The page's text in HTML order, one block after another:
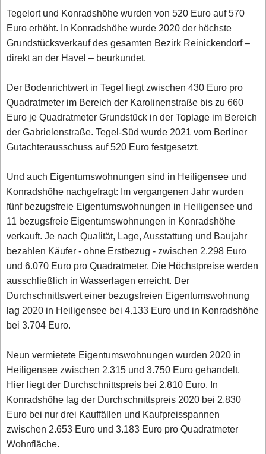
Tegelort und Konradshöhe wurden von 520 Euro auf 570
Euro erhöht. In Konradshöhe wurde 2020 der höchste
Grundstücksverkauf des gesamten Bezirk Reinickendorf –
direkt an der Havel – beurkundet.
Der Bodenrichtwert in Tegel liegt zwischen 430 Euro pro
Quadratmeter im Bereich der Karolinenstraße bis zu 660
Euro je Quadratmeter Grundstück in der Toplage im Bereich
der Gabrielenstraße. Tegel-Süd wurde 2021 vom Berliner
Gutachterausschuss auf 520 Euro festgesetzt.
Und auch Eigentumswohnungen sind in Heiligensee und
Konradshöhe nachgefragt: Im vergangenen Jahr wurden
fünf bezugsfreie Eigentumswohnungen in Heiligensee und
11 bezugsfreie Eigentumswohnungen in Konradshöhe
verkauft. Je nach Qualität, Lage, Ausstattung und Baujahr
bezahlen Käufer - ohne Erstbezug - zwischen 2.298 Euro
und 6.070 Euro pro Quadratmeter. Die Höchstpreise werden
ausschließlich in Wasserlagen erreicht. Der
Durchschnittswert einer bezugsfreien Eigentumswohnung
lag 2020 in Heiligensee bei 4.133 Euro und in Konradshöhe
bei 3.704 Euro.
Neun vermietete Eigentumswohnungen wurden 2020 in
Heiligensee zwischen 2.315 und 3.750 Euro gehandelt.
Hier liegt der Durchschnittspreis bei 2.810 Euro. In
Konradshöhe lag der Durchschnittspreis 2020 bei 2.830
Euro bei nur drei Kauffällen und Kaufpreisspannen
zwischen 2.653 Euro und 3.183 Euro pro Quadratmeter
Wohnfläche.